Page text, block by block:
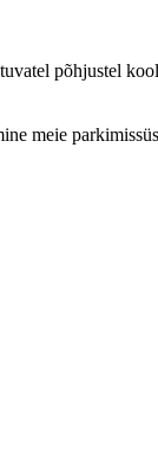
põhjustel
meie